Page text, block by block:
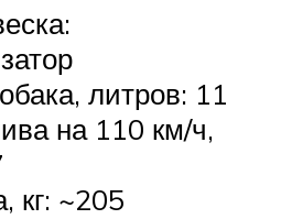
литров: 11
на 110 км/ч,
кг: ~205